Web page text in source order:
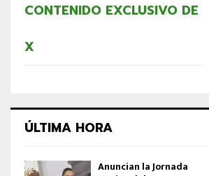
CONTENIDO EXCLUSIVO DE
X
ÚLTIMA HORA
Anuncian la Jornada